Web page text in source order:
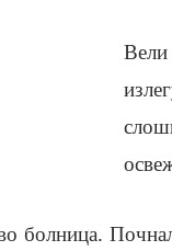
Вели
болница.